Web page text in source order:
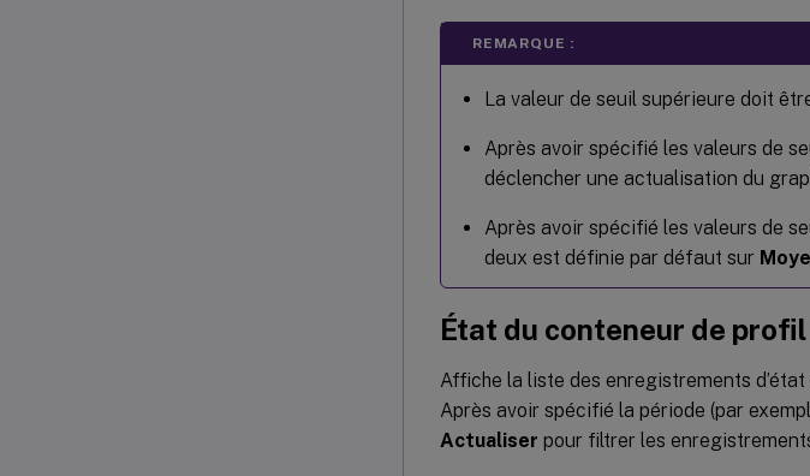
REMARQUE :
La valeur de seuil supérieure doit
Après avoir spécifié les valeurs de
déclencher une actualisation du
Après avoir spécifié les valeurs de
deux est définie par défaut sur
État du conteneur de profil
Affiche la liste des enregistrements
Après avoir spécifié la période (par
Actualiser pour filtrer les